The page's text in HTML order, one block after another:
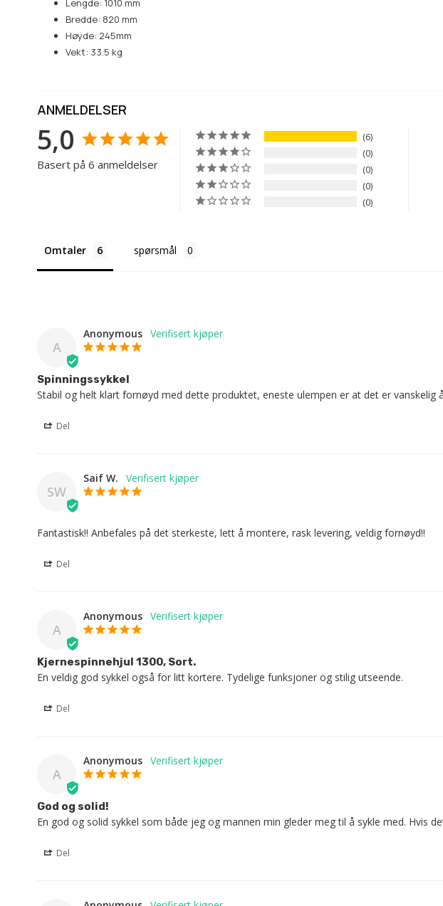
Lengde: 1010 mm
Bredde: 820 mm
Høyde: 245mm
Vekt: 33.5 kg
ANMELDELSER
5,0
Basert på 6 anmeldelser
6
0
0
0
0
Omtaler spørsmål
A
Anonymous
Spinningssykkel
Stabil og helt klart fornøyd med dette produktet, eneste ulempen er at det er
Del
SW
Saif W.
Fantastisk!! Anbefales på det sterkeste, lett å montere, rask levering, veldig fornøyd!!
Del
A
Anonymous
Kjernespinnehjul 1300, Sort.
En veldig god sykkel også for litt kortere. Tydelige funksjoner og stilig utseende.
Del
A
Anonymous
God og solid!
En god og solid sykkel som både jeg og mannen min gleder meg til å sykle med. Hvis
Del